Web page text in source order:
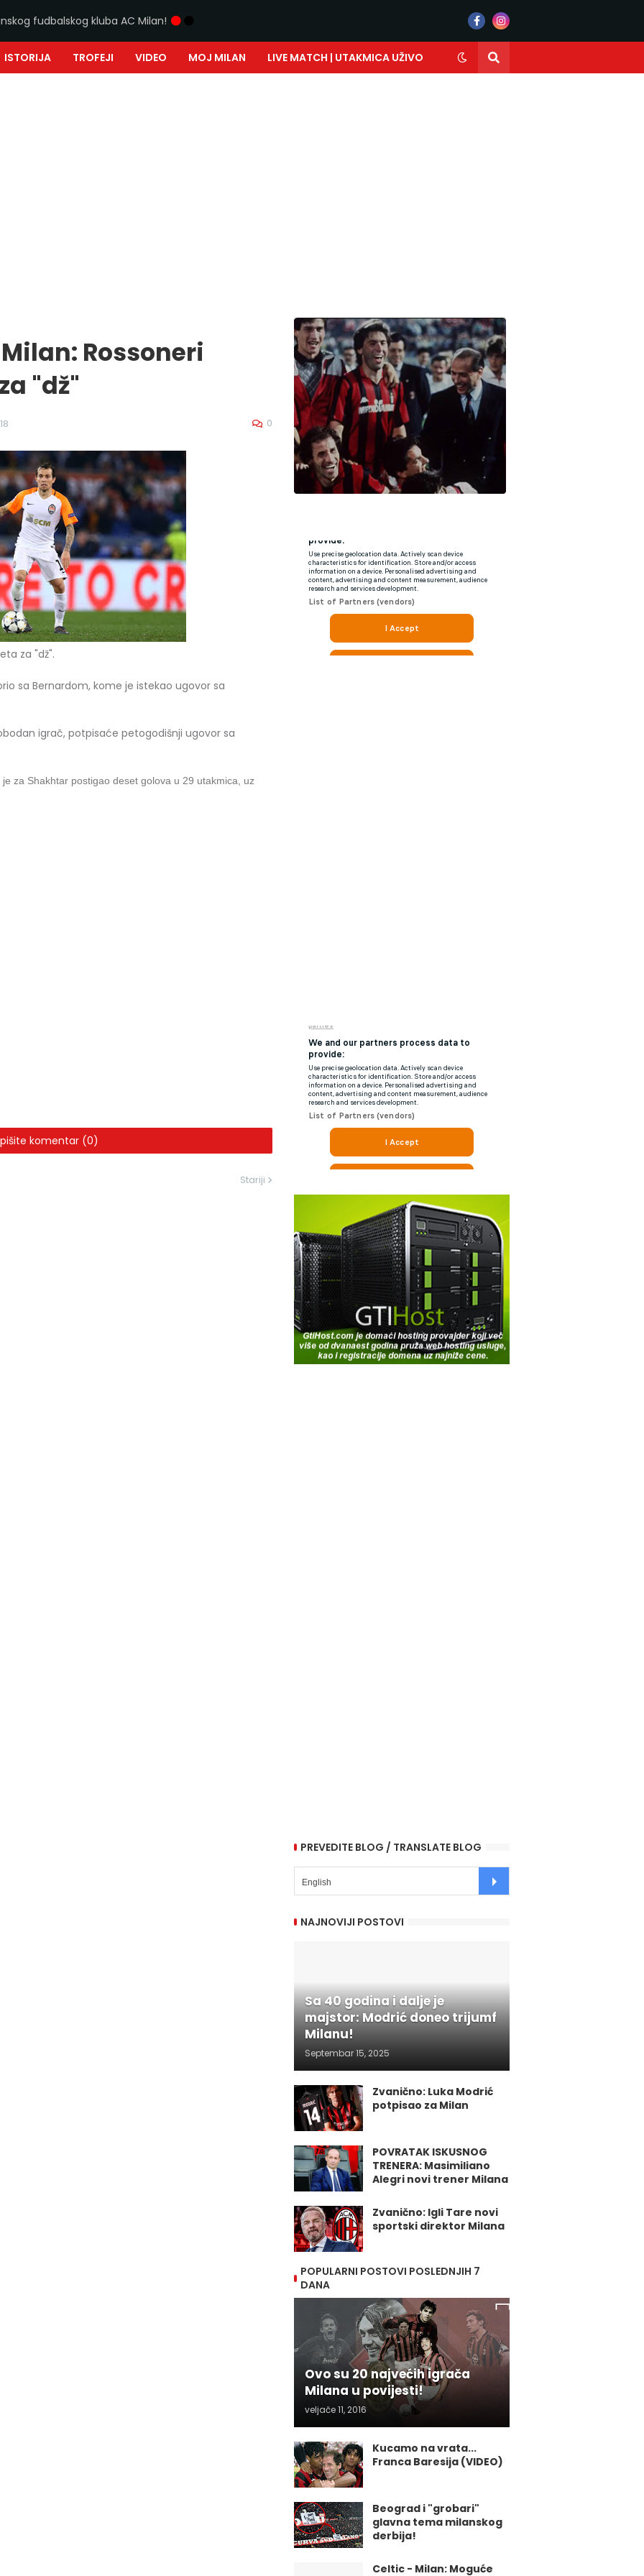
fudbalskog kluba AC Milan!
ISTORIJA TROFEJI VIDEO MOJ MILAN LIVE MATCH | UTAKMICA UŽIVO
Rossoneri
"dž"
0
za "dž".
sa Bernardom, kome je istekao ugovor sa
igrač, potpisaće petogodišnji ugovor sa
za Shakhtar postigao deset golova u 29 utakmica, uz
komentar (0)
Stariji
PREVEDITE BLOG / TRANSLATE BLOG
NAJNOVIJI POSTOVI
Sa 40 godina i dalje je
majstor: Modrić doneo trijumf
Milanu!
Septembar 15, 2025
Zvanično: Luka Modrić
potpisao za Milan
POVRATAK ISKUSNOG
TRENERA: Masimiliano
Alegri novi trener Milana
Zvanično: Igli Tare novi
sportski direktor Milana
POPULARNI POSTOVI POSLEDNJIH 7
DANA
Ovo su 20 najvećih igrača
Milana u povijesti!
veljače 11, 2016
Kucamo na vrata...
Franca Baresija (VIDEO)
Beograd i "grobari"
glavna tema milanskog
derbija!
Celtic - Milan: Moguće